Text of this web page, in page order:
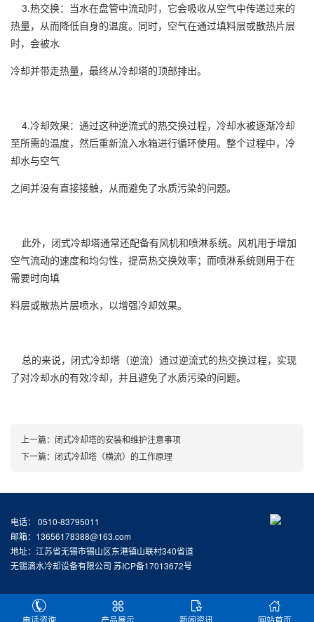
3.热交换：当水在盘管中流动时，它会吸收从空气中传递过来的
热量，从而降低自身的温度。同时，空气在通过填料层或散热片层
时，会被水
冷却并带走热量，最终从冷却塔的顶部排出。
4.冷却效果：通过这种逆流式的热交换过程，冷却水被逐渐冷却
至所需的温度，然后重新流入水箱进行循环使用。整个过程中，冷
却水与空气
之间并没有直接接触，从而避免了水质污染的问题。
此外，闭式冷却塔通常还配备有风机和喷淋系统。风机用于增加
空气流动的速度和均匀性，提高热交换效率；而喷淋系统则用于在
需要时向填
料层或散热片层喷水，以增强冷却效果。
总的来说，闭式冷却塔（逆流）通过逆流式的热交换过程，实现
了对冷却水的有效冷却，并且避免了水质污染的问题。
上一篇： 闭式冷却塔的安装和维护注意事项
下一篇： 闭式冷却塔（横流）的工作原理
电话： 0510-83795011
邮箱：13656178388@163.com
地址：江苏省无锡市锡山区东港镇山联村340省道
无锡滴水冷却设备有限公司 苏ICP备17013672号
电话咨询 产品展示 新闻资讯 网站首页